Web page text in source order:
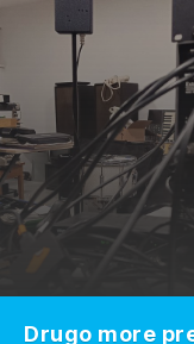
Drugo more